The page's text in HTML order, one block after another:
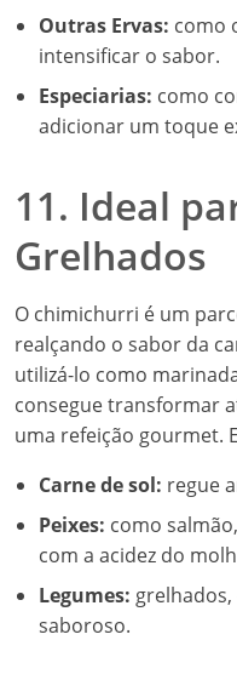
Outras Ervas: como
intensificar o sabor.
Especiarias: como
adicionar um toque
11. Ideal
Grelhados
O chimichurri é um
realçando o sabor da
utilizá-lo como
consegue transformar
uma refeição gourmet.
Carne de sol: regue
Peixes: como
com a acidez do
Legumes:
saboroso.